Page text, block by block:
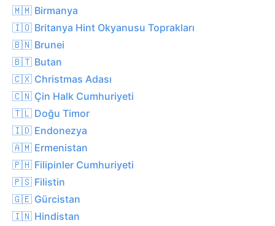
🇲🇲 Birmanya
🇮🇴 Britanya Hint Okyanusu Toprakları
🇧🇳 Brunei
🇧🇹 Butan
🇨🇽 Christmas Adası
🇨🇳 Çin Halk Cumhuriyeti
🇹🇱 Doğu Timor
🇮🇩 Endonezya
🇦🇲 Ermenistan
🇵🇭 Filipinler Cumhuriyeti
🇵🇸 Filistin
🇬🇪 Gürcistan
🇮🇳 Hindistan